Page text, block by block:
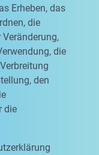
Erheben, das
die
die
den
die